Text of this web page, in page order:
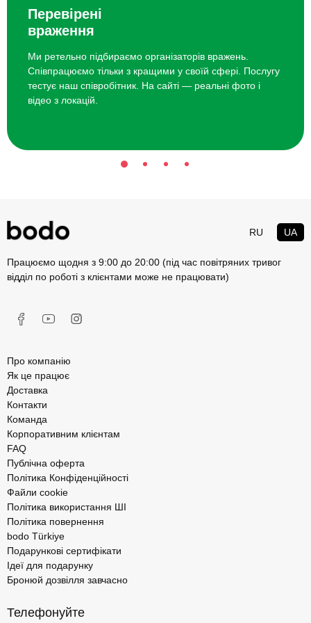
Перевірені
враження
Ми ретельно підбираємо організаторів вражень.
Співпрацюємо тільки з кращими у своїй сфері. Послугу
тестує наш співробітник. На сайті — реальні фото і
відео з локацій.
RU UA
Працюємо щодня з 9:00 до 20:00 (під час повітряних тривог
відділ по роботі з клієнтами може не працювати)
Про компанію
Як це працює
Доставка
Контакти
Команда
Корпоративним клієнтам
FAQ
Публічна оферта
Політика Конфіденційності
Файли cookie
Політика використання ШІ
Політика повернення
bodo Türkiye
Подарункові сертифікати
Ідеї для подарунку
Бронюй дозвілля завчасно
Телефонуйте